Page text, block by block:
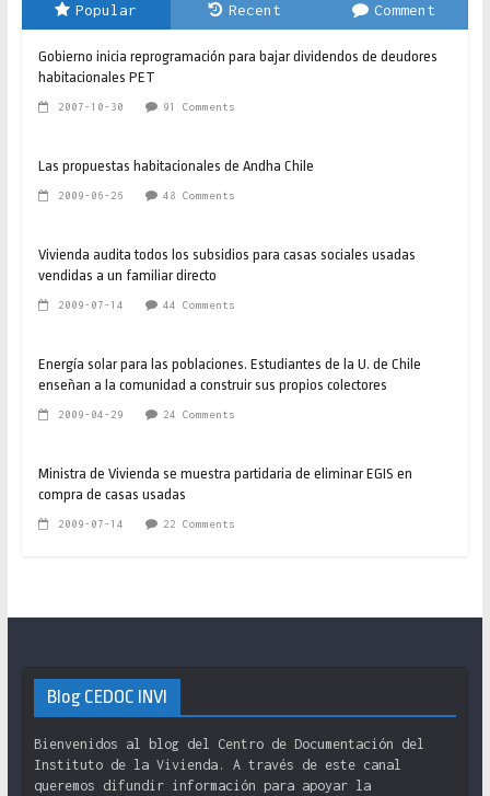
Popular Recent Comment
Gobierno inicia reprogramación para bajar dividendos de deudores
habitacionales PET
2007-10-30 91 Comments
Las propuestas habitacionales de Andha Chile
2009-06-26 48 Comments
Vivienda audita todos los subsidios para casas sociales usadas
vendidas a un familiar directo
2009-07-14 44 Comments
Energía solar para las poblaciones. Estudiantes de la U. de Chile
enseñan a la comunidad a construir sus propios colectores
2009-04-29 24 Comments
Ministra de Vivienda se muestra partidaria de eliminar EGIS en
compra de casas usadas
2009-07-14 22 Comments
Blog CEDOC INVI
Bienvenidos al blog del Centro de Documentación del
Instituto de la Vivienda. A través de este canal
queremos difundir información para apoyar la